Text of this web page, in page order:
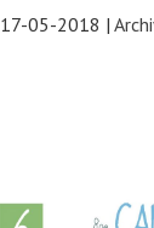
17-05-2018 |